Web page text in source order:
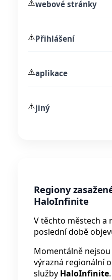
⚠️webové stránky
⚠️Přihlášení
⚠️aplikace
⚠️jiný
Regiony
HaloInfinite
V těchto městech a
poslední době
Momentálně
výrazná regionální
služby HaloInfinite.